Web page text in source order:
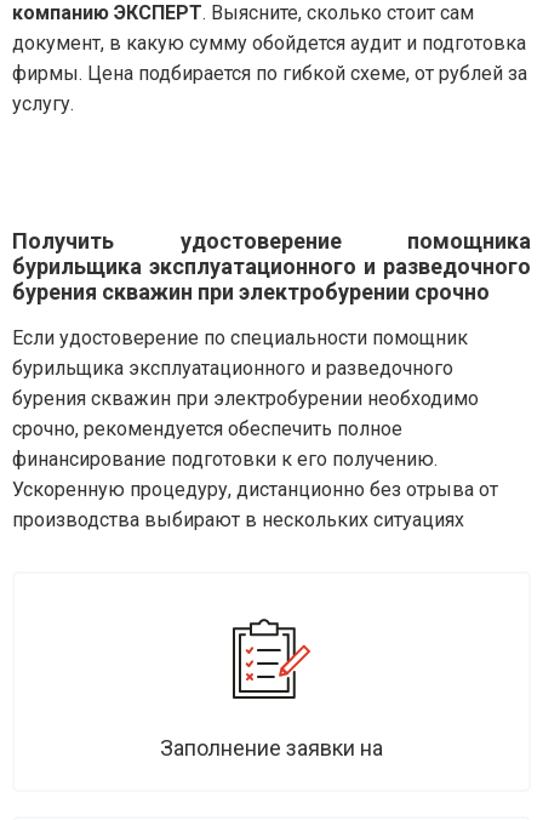
компанию ЭКСПЕРТ. Выясните, сколько стоит сам
документ, в какую сумму обойдется аудит и подготовка
фирмы. Цена подбирается по гибкой схеме, от рублей за
услугу.
Получить удостоверение помощника
бурильщика эксплуатационного и разведочного
бурения скважин при электробурении срочно
Если удостоверение по специальности помощник
бурильщика эксплуатационного и разведочного
бурения скважин при электробурении необходимо
срочно, рекомендуется обеспечить полное
финансирование подготовки к его получению.
Ускоренную процедуру, дистанционно без отрыва от
производства выбирают в нескольких ситуациях
Заполнение заявки на